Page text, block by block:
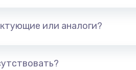
или аналоги?